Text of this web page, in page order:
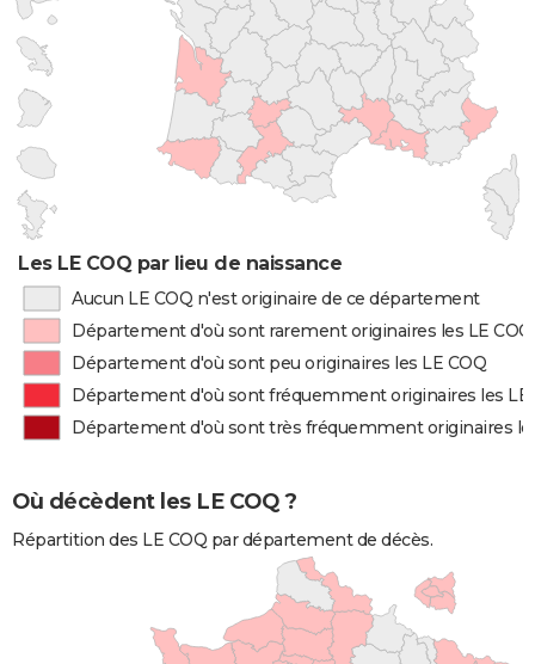
Les LE COQ par lieu de naissance
Aucun LE COQ n'est originaire de ce département
Département d'où sont rarement originaires les LE COQ
Département d'où sont peu originaires les LE COQ
Département d'où sont fréquemment originaires les LE
Département d'où sont très fréquemment originaires
Où décèdent les LE COQ ?
Répartition des LE COQ par département de décès.